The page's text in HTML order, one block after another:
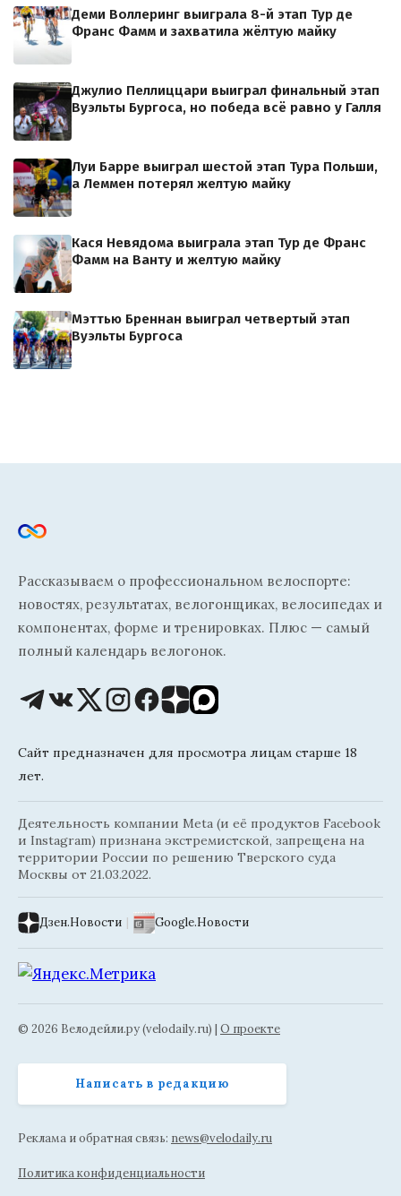
Деми Воллеринг выиграла 8-й этап Тур де
Франс Фамм и захватила жёлтую майку
Джулио Пеллиццари выиграл финальный этап
Вуэльты Бургоса, но победа всё равно у Галля
Луи Барре выиграл шестой этап Тура Польши,
а Леммен потерял желтую майку
Кася Невядома выиграла этап Тур де Франс
Фамм на Ванту и желтую майку
Мэттью Бреннан выиграл четвертый этап
Вуэльты Бургоса
Рассказываем о профессиональном велоспорте:
новостях, результатах, велогонщиках, велосипедах и
компонентах, форме и тренировках. Плюс — самый
полный календарь велогонок.
Сайт предназначен для просмотра лицам старше 18
лет.
Деятельность компании Meta (и её продуктов Facebook
и Instagram) признана экстремистской, запрещена на
территории России по решению Тверского суда
Москвы от 21.03.2022.
Дзен.Новости | Google.Новости
© 2026 Велодейли.ру (velodaily.ru) | О проекте
Написать в редакцию
Реклама и обратная связь: news@velodaily.ru
Политика конфиденциальности